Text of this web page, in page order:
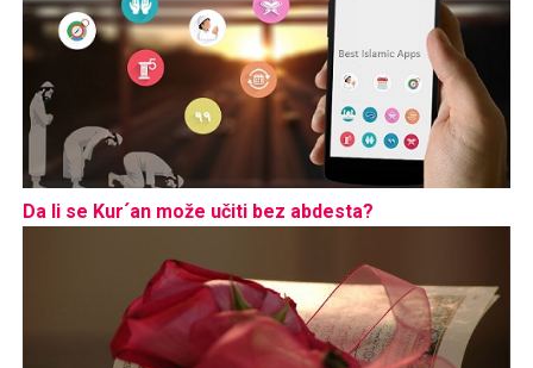
Da li se Kur´an može učiti bez abdesta?